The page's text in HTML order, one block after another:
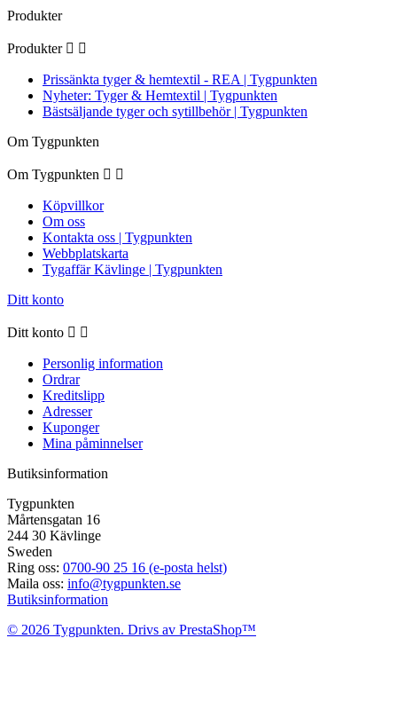
Produkter
Produkter  
Prissänkta tyger & hemtextil - REA | Tygpunkten
Nyheter: Tyger & Hemtextil | Tygpunkten
Bästsäljande tyger och sytillbehör | Tygpunkten
Om Tygpunkten
Om Tygpunkten  
Köpvillkor
Om oss
Kontakta oss | Tygpunkten
Webbplatskarta
Tygaffär Kävlinge | Tygpunkten
Ditt konto
Ditt konto  
Personlig information
Ordrar
Kreditslipp
Adresser
Kuponger
Mina påminnelser
Butiksinformation
Tygpunkten
Mårtensgatan 16
244 30 Kävlinge
Sweden
Ring oss: 0700-90 25 16 (e-posta helst)
Maila oss: info@tygpunkten.se
Butiksinformation
© 2026 Tygpunkten. Drivs av PrestaShop™